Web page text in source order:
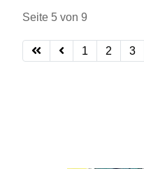
Seite 5 von 9
1 2 3